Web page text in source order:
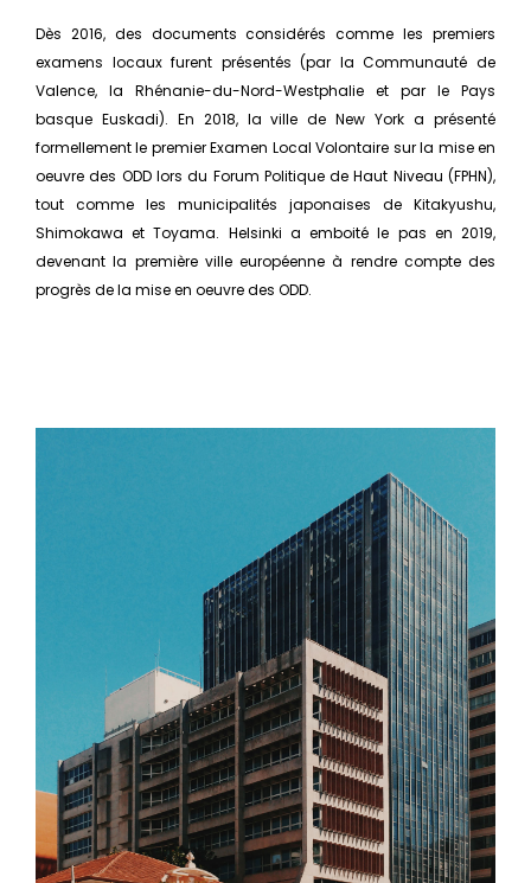
Dès 2016, des documents considérés comme les premiers
examens locaux furent présentés (par la Communauté de
Valence, la Rhénanie-du-Nord-Westphalie et par le Pays
basque Euskadi). En 2018, la ville de New York a présenté
formellement le premier Examen Local Volontaire sur la mise en
oeuvre des ODD lors du Forum Politique de Haut Niveau (FPHN),
tout comme les municipalités japonaises de Kitakyushu,
Shimokawa et Toyama. Helsinki a emboité le pas en 2019,
devenant la première ville européenne à rendre compte des
progrès de la mise en oeuvre des ODD.